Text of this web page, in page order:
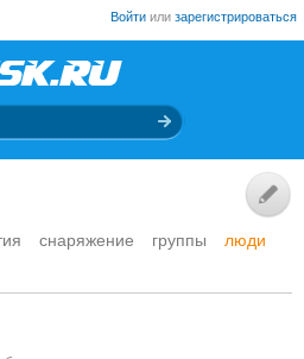
Войти или зарегистрироваться
снаряжение группы
люди